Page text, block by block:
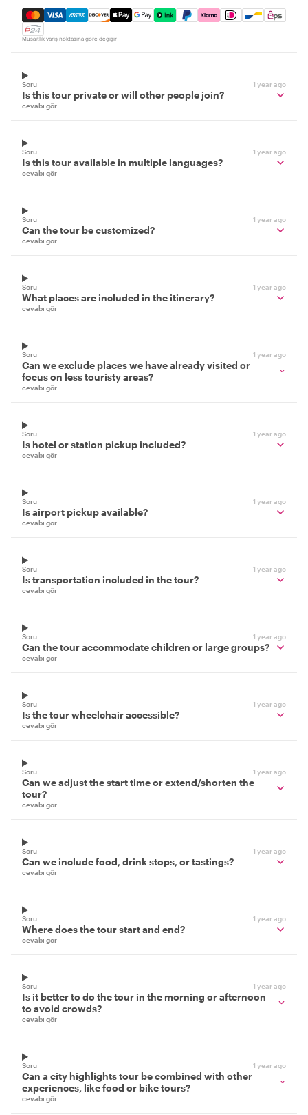
Mastercard, Visa, Amex, Discover, Apple Pay, Google
Müsaitlik varış noktasına göre değişir
Soru 1 year ago
Is this tour private or will other people join?
cevabı gör
Soru 1 year ago
Is this tour available in multiple languages?
cevabı gör
Soru 1 year ago
Can the tour be customized?
cevabı gör
Soru 1 year ago
What places are included in the itinerary?
cevabı gör
Soru 1 year ago
Can we exclude places we have already visited or
focus on less touristy areas?
cevabı gör
Soru 1 year ago
Is hotel or station pickup included?
cevabı gör
Soru 1 year ago
Is airport pickup available?
cevabı gör
Soru 1 year ago
Is transportation included in the tour?
cevabı gör
Soru 1 year ago
Can the tour accommodate children or large groups?
cevabı gör
Soru 1 year ago
Is the tour wheelchair accessible?
cevabı gör
Soru 1 year ago
Can we adjust the start time or extend/shorten the
tour?
cevabı gör
Soru 1 year ago
Can we include food, drink stops, or tastings?
cevabı gör
Soru 1 year ago
Where does the tour start and end?
cevabı gör
Soru 1 year ago
Is it better to do the tour in the morning or afternoon
to avoid crowds?
cevabı gör
Soru 1 year ago
Can a city highlights tour be combined with other
experiences, like food or bike tours?
cevabı gör